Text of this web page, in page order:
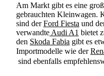
Am Markt gibt es eine
gebrauchten Kleinwagen.
sind derFord Fiesta und
verwandte Audi A1 bietet
den Skoda Fabia gibt es
Importmodelle wie der
sind ebenfalls